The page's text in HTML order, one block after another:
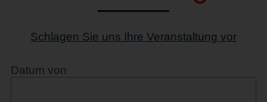
Schlagen Sie uns Ihre Veranstaltung vor
Datum von